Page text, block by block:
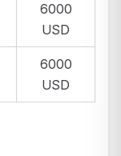
6000
USD
6000
USD